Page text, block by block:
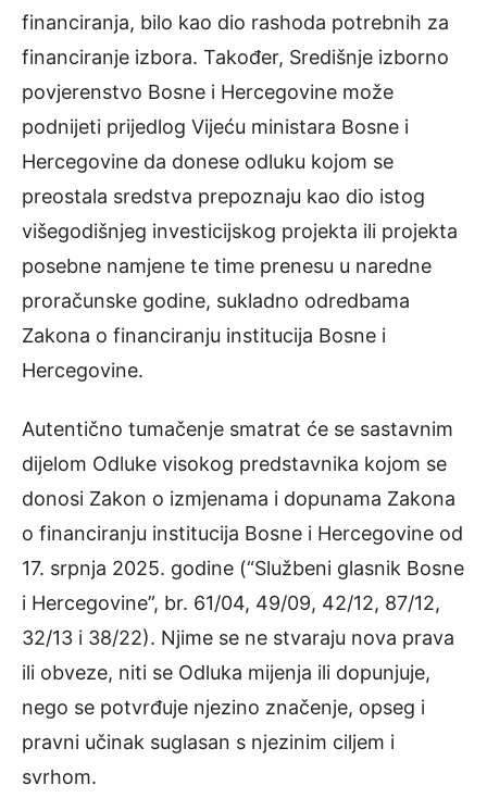
financiranja, bilo kao dio rashoda potrebnih za
financiranje izbora. Također, Središnje izborno
povjerenstvo Bosne i Hercegovine može
podnijeti prijedlog Vijeću ministara Bosne i
Hercegovine da donese odluku kojom se
preostala sredstva prepoznaju kao dio istog
višegodišnjeg investicijskog projekta ili projekta
posebne namjene te time prenesu u naredne
proračunske godine, sukladno odredbama
Zakona o financiranju institucija Bosne i
Hercegovine.
Autentično tumačenje smatrat će se sastavnim
dijelom Odluke visokog predstavnika kojom se
donosi Zakon o izmjenama i dopunama Zakona
o financiranju institucija Bosne i Hercegovine od
17. srpnja 2025. godine (“Službeni glasnik Bosne
i Hercegovine”, br. 61/04, 49/09, 42/12, 87/12,
32/13 i 38/22). Njime se ne stvaraju nova prava
ili obveze, niti se Odluka mijenja ili dopunjuje,
nego se potvrđuje njezino značenje, opseg i
pravni učinak suglasan s njezinim ciljem i
svrhom.